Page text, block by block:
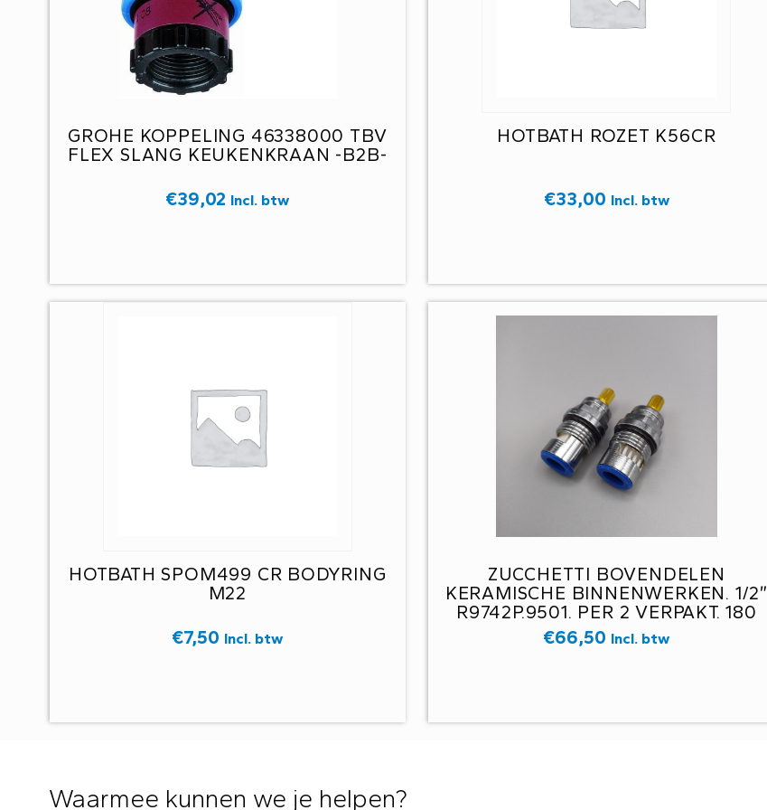
GROHE KOPPELING 46338000 TBV
FLEX SLANG KEUKENKRAAN -B2B-
€39,02 Incl. btw
HOTBATH ROZET K56CR
€33,00 Incl. btw
HOTBATH SPOM499 CR BODYRING
M22
€7,50 Incl. btw
ZUCCHETTI BOVENDELEN
KERAMISCHE BINNENWERKEN. 1/2″
R9742P.9501. PER 2 VERPAKT. 180
GRADEN RECHTS SLUITEND. -B5E-
€66,50 Incl. btw
Waarmee kunnen we je helpen?